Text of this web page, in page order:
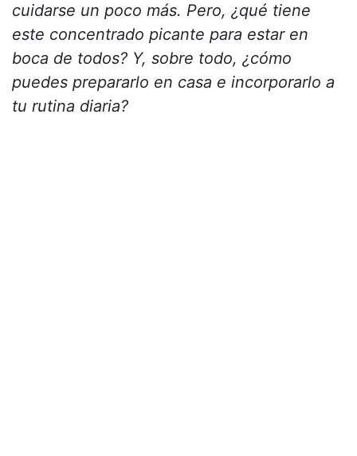
cuidarse un poco más. Pero, ¿qué tiene
este concentrado picante para estar en
boca de todos? Y, sobre todo, ¿cómo
puedes prepararlo en casa e incorporarlo a
tu rutina diaria?